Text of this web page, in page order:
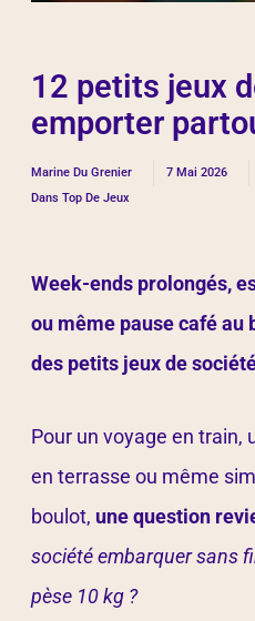
12 petits jeux
emporter
Marine Du Grenier 7 Mai 2026
Dans Top De Jeux
Week-ends prolongés,
ou même pause café au
des petits jeux de
Pour un voyage en train,
en terrasse ou même
boulot, une question
société embarquer sans
pèse 10 kg ?